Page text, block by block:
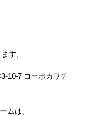
す。
3-10-7 コーポカワチ
ムは、